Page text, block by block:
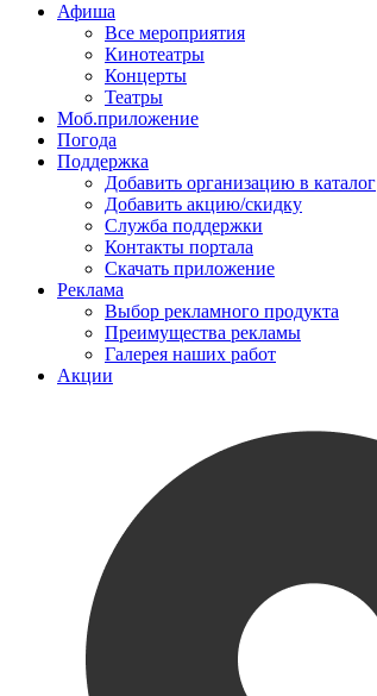
Афиша
Все мероприятия
Кинотеатры
Концерты
Театры
Моб.приложение
Погода
Поддержка
Добавить организацию в каталог
Добавить акцию/скидку
Служба поддержки
Контакты портала
Скачать приложение
Реклама
Выбор рекламного продукта
Преимущества рекламы
Галерея наших работ
Акции